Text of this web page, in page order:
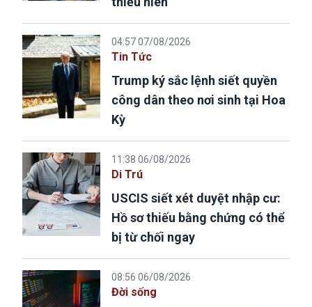
04:57 07/08/2026
Tin Tức
Trump ký sắc lệnh siết quyền
công dân theo nơi sinh tại Hoa
Kỳ
11:38 06/08/2026
Di Trú
USCIS siết xét duyệt nhập cư:
Hồ sơ thiếu bằng chứng có thể
bị từ chối ngay
08:56 06/08/2026
Đời sống